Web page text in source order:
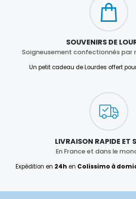
SOUVENIRS DE
Soigneusement confectionnés par
Un petit cadeau de Lourdes offert
LIVRAISON RAPIDE ET
En France et dans le
Expédition en 24h en Colissimo à